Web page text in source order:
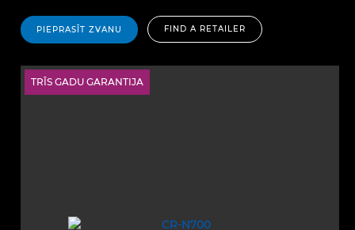
PIEPRASĪT ZVANU FIND A RETAILER
TRĪS GADU GARANTIJA